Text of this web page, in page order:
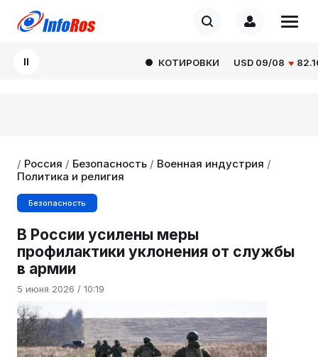
КОТИРОВКИ USD09/08 82.1665
/ Россия / Безопасность / Военная индустрия /
Политика и религия
Безопасность
В России усилены меры
профилактики уклонения от службы
в армии
5 июня 2026 / 10:19